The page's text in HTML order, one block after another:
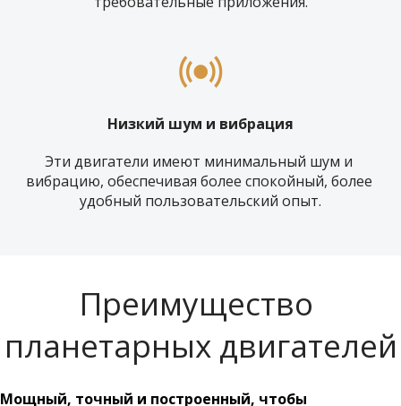
Низкий шум и вибрация
Эти двигатели имеют минимальный шум и
вибрацию, обеспечивая более спокойный, более
удобный пользовательский опыт.
Преимущество
планетарных двигателей
Мощный, точный и построенный, чтобы